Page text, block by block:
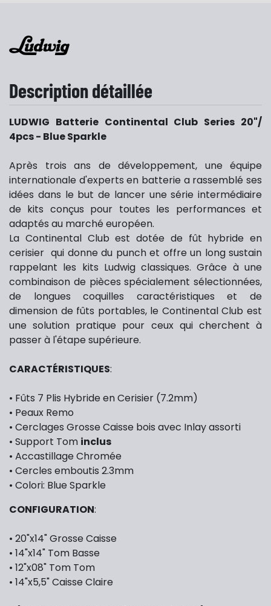
Description détaillée
LUDWIG Batterie Continental Club Series 20"/
4pcs - Blue Sparkle
Après trois ans de développement, une équipe
internationale d'experts en batterie a rassemblé ses
idées dans le but de lancer une série intermédiaire
de kits conçus pour toutes les performances et
adaptés au marché européen.
La Continental Club est dotée de fût hybride en
cerisier qui donne du punch et offre un long sustain
rappelant les kits Ludwig classiques. Grâce à une
combinaison de pièces spécialement sélectionnées,
de longues coquilles caractéristiques et de
dimension de fûts portables, le Continental Club est
une solution pratique pour ceux qui cherchent à
passer à l'étape supérieure.
CARACTÉRISTIQUES:
• Fûts 7 Plis Hybride en Cerisier (7.2mm)
• Peaux Remo
• Cerclages Grosse Caisse bois avec Inlay assorti
• Support Tom inclus
• Accastillage Chromée
• Cercles emboutis 2.3mm
• Colori: Blue Sparkle
CONFIGURATION:
• 20"x14" Grosse Caisse
• 14"x14" Tom Basse
• 12"x08" Tom Tom
• 14"x5,5" Caisse Claire